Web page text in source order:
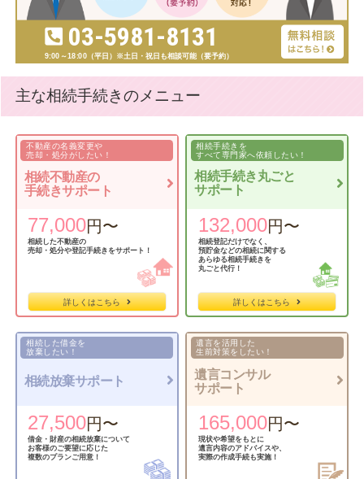
03-5981-8131
9:00～18:00（平日） ※土日・祝日も相談可能（要予約）
主な相続手続きのメニュー
不動産の名義変更や
売却・処分がしたい！
相続不動産の
手続きサポート
77,000円〜
相続した不動産の
売却・処分や登記手続きをサポート！
詳しくはこちら
相続手続きを
すべて専門家へ依頼したい！
相続手続き丸ごと
サポート
132,000円〜
相続登記だけでなく、
預貯金などの相続に関する
あらゆる相続手続きを
丸ごと代行！
詳しくはこちら
相続した借金を
放棄したい！
相続放棄サポート
27,500円〜
借金・財産の相続放棄について
お客様のご要望に応じた
複数のプランご用意！
遺言を活用した
生前対策をしたい！
遺言コンサル
サポート
165,000円〜
現状や希望をもとに
遺言内容のアドバイスや、
実際の作成手続も実施！